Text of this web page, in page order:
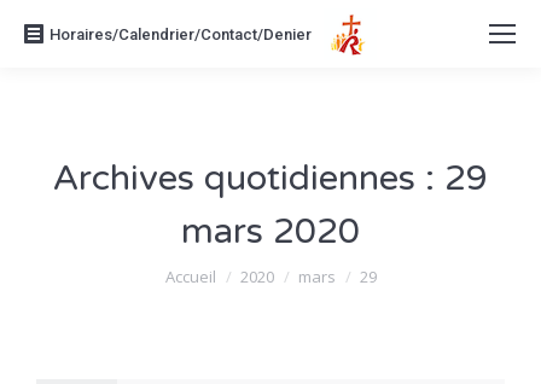
Horaires/Calendrier/Contact/Denier
Archives quotidiennes : 29
mars 2020
Vous êtes ici :
Accueil 2020 mars 29